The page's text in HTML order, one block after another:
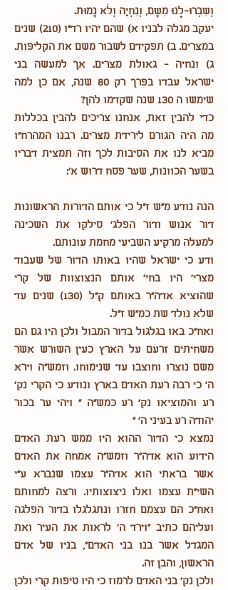
וְשִׁבְרוּ-לָנוּ מִשָּׁם, וְנִחְיֶה וְלֹא נָמוּת.
יעקב מגלה לבניו א) שהם יהיו רד"ו (210) שנים
במצרים. ב) תפקידם לשבור משם את הקליפות.
ג) ונחיה - גאולת מצרים. אך למעשה בני
ישראל עבדו בפרך רק 80 שנה, אם כן למה
שימשו ה 130 שנה שקדמו להן?
כדי להבין זאת, אנחנו צריכים להבין בכללות
מה היה הגורם לירידת מצרים. רבנו המהרח"ו
מביא לנו את הסיבות לכך וזה תמצית דבריו
בשער הכוונות, שער פסח דרוש א':
הנה נודע מ"ש ז"ל כי אותם הדורות הראשונות
דור אנוש ודור הפלג' סילקו את השכינה
למעלה מרקיע השביעי מחמת עונותם.
ודע כי ישראל שהיו באותו הדור של שעבוד
מצרי' היו בחי' אותם הנצוצוות של קרי
שהוציא אדה"ר באותם ק"ל (130) שנים עד
שלא נולד שת כמ"ש ז"ל.
ואח"כ באו בגלגול בדור המבול ולכן היו גם הם
משחיתים זרעם על הארץ כעין השורש אשר
משם נוצרו וחוצבו עד שנימוחו. וזמש"ה וירא
ה' כי רבה רעת האדם בארץ ונודע כי הקרי נק'
רע והמוציאו נק' רע כמש"ה " ויהי ער בכור
יהודה רע בעיני ה' "
נמצא כי הדור ההוא היו ממש רעת האדם
הידוע הוא אדה"ר וזמש"ה אמחה את האדם
אשר בראתי הוא אדה"ר עצמו שנברא ע"י
השי"ת עצמו ואלו ניצוצותיו. ורצה למחותם
ואח"כ הם עצמם חזרו ונתגלגלו בדור הפלגה
ועליהם כתיב "וירד ה' לראות את העיר ואת
המגדל אשר בנו בני האדם", בניו של אדם
הראשון, והבן זה.
ולכן נק' בני האדם לרמוז כי היו טיפות קרי ולכן